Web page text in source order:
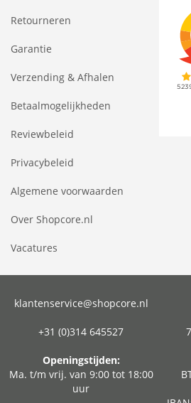
Retourneren
Garantie
Verzending & Afhalen
Betaalmogelijkheden
Reviewbeleid
Privacybeleid
Algemene voorwaarden
Over Shopcore.nl
Vacatures
klantenservice@shopcore.nl
+31 (0)314 645527
Openingstijden:
Ma. t/m vrij. van 9:00 tot 18:00
uur